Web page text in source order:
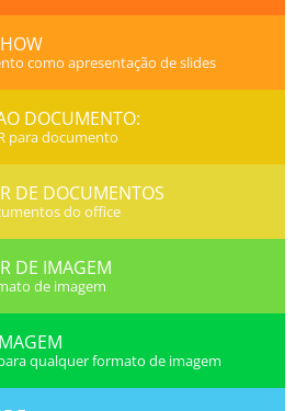
como apresentação de slides
DOCUMENTO:
para documento
DE DOCUMENTOS
do office
DE IMAGEM
de imagem
qualquer formato de imagem